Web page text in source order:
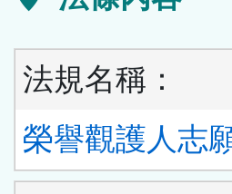
法規名稱：
榮譽觀護人志